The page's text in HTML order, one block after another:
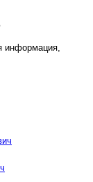
информация,